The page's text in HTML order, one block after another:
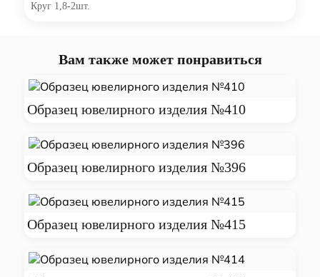
Круг 1,8-2шт.
Вам также может понравиться
Образец ювелирного изделия №410
Образец ювелирного изделия №396
Образец ювелирного изделия №415